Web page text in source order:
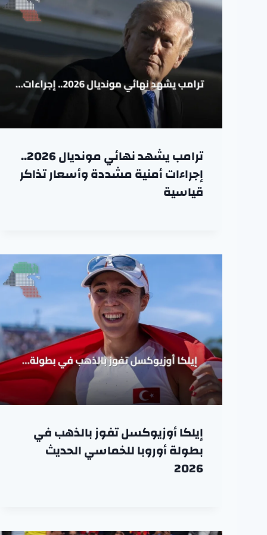
ترامب يشهد نهائي مونديال 2026..
إجراءات أمنية مشددة وأسعار تذاكر
قياسية
إيلكا أوزيوكسل تفوز بالذهب في
بطولة أوروبا للخماسي الحديث
2026